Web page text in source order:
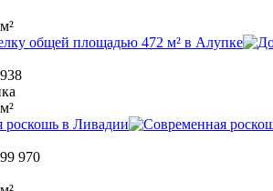
общей площадью 472 м² в Алупке
роскошь в Ливадии
970